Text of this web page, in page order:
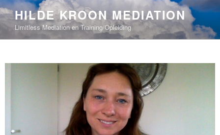
HILDE KROON MEDIATION
Limitless Mediation en Training/Opleiding